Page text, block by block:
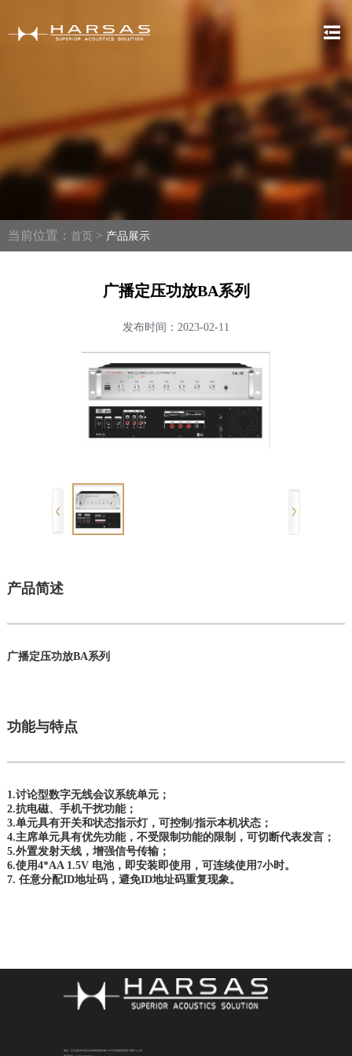
当前位置： 首页 > 产品展示
广播定压功放BA系列
发布时间：2023-02-11
产品简述
广播定压功放BA系列
功能与特点
1.讨论型数字无线会议系统单元；
2.抗电磁、手机干扰功能；
3.单元具有开关和状态指示灯，可控制/指示本机状态；
4.主席单元具有优先功能，不受限制功能的限制，可切断代表发言；
5.外置发射天线，增强信号传输；
6.使用4*AA 1.5V 电池，即安装即使用，可连续使用7小时。
7. 任意分配ID地址码，避免ID地址码重复现象。
地址：江苏省苏州市昆山市花桥镇商详路708号光明捷座花园1号楼2501室